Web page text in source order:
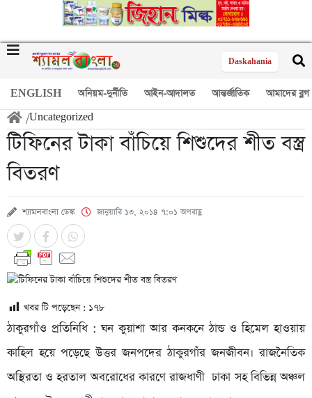
Daskahania
ENGLISH অনিয়ম-দুর্নীতি আইন-আদালত আন্তর্জাতিক আমাদের ব্লগ
/Uncategorized
টিফিনের টাকা বাঁচিয়ে শিশুদের শীত বস্ত্র
বিতরণ
শ্যামলবাংলা ডেস্ক জানুয়ারি ১৩, ২০১৪ ৭:০১ অপরাহ্ণ
খবর টি পড়েছেন : ১৭৮
ঠাকুরগাঁও প্রতিনিধি : ঘন কুয়াশা আর কনকনে ঠান্ড ও হিমেল হাওয়ায়
কাহিল হয়ে পড়েছে উত্তর জনপদের ঠাকুরগাঁর জনজীবন। রাজনৈতিক
অস্থিরতা ও হরতাল অবরোধের কারণে রাজধাণী ঢাকা সহ বিভিন্ন অঞ্চল